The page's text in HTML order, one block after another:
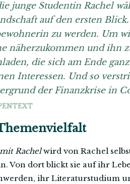
junge Studentin Rachel
auf den ersten
zu werden. Um
näherzukommen und ihn
die sich am Ende
Interessen. Und so
der Finanzkrise in
Rachelwird von Rachel
Von dort blickt sie auf ihr
ihr Literaturstudium